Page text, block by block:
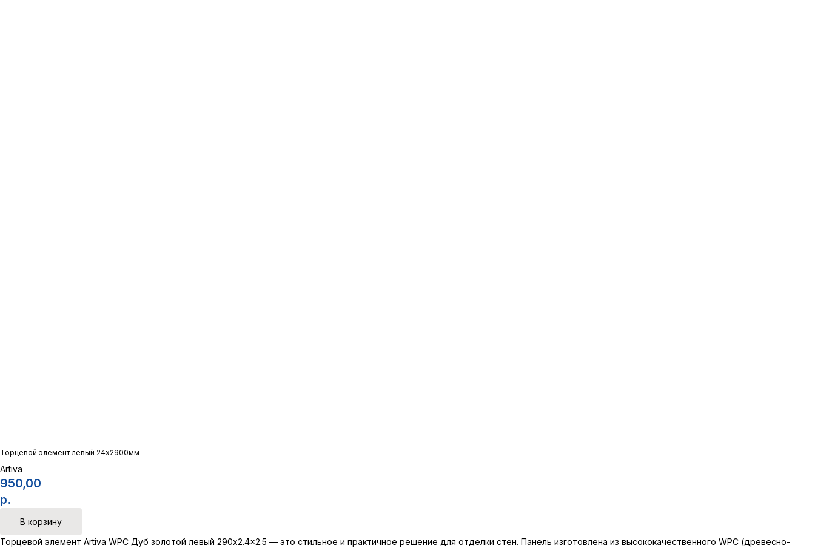
Торцевой элемент левый 24x2900мм
Artiva
950,00
р.
В корзину
Торцевой элемент Artiva WPC Дуб золотой левый 290x2.4x2.5 — это стильное и практичное решение для отделки стен. Панель изготовлена из высококачественного WPC (древесно-